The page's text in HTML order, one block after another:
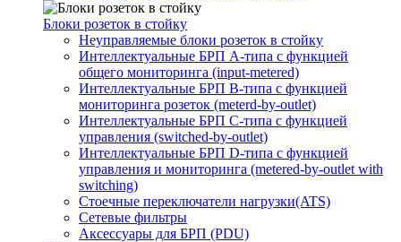
Блоки розеток в стойку
Неуправляемые блоки розеток в стойку
Интеллектуальные БРП А-типа с функцией
общего мониторинга (input-metered)
Интеллектуальные БРП B-типа с функцией
мониторинга розеток (meterd-by-outlet)
Интеллектуальные БРП C-типа с функцией
управления (switched-by-outlet)
Интеллектуальные БРП D-типа с функцией
управления и мониторинга (metered-by-outlet with
switching)
Стоечные переключатели нагрузки(ATS)
Сетевые фильтры
Аксессуары для БРП (PDU)